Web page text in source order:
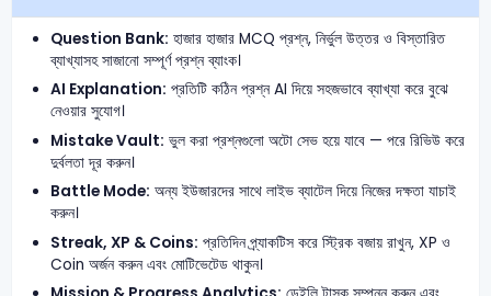
Question Bank: হাজার হাজার MCQ প্রশ্ন, নির্ভুল উত্তর ও বিস্তারিত
ব্যাখ্যাসহ সাজানো সম্পূর্ণ প্রশ্ন ব্যাংক।
AI Explanation: প্রতিটি কঠিন প্রশ্ন AI দিয়ে সহজভাবে ব্যাখ্যা করে বুঝে
নেওয়ার সুযোগ।
Mistake Vault: ভুল করা প্রশ্নগুলো অটো সেভ হয়ে যাবে — পরে রিভিউ করে
দুর্বলতা দূর করুন।
Battle Mode: অন্য ইউজারদের সাথে লাইভ ব্যাটেল দিয়ে নিজের দক্ষতা যাচাই
করুন।
Streak, XP & Coins: প্রতিদিন প্র্যাকটিস করে স্ট্রিক বজায় রাখুন, XP ও
Coin অর্জন করুন এবং মোটিভেটেড থাকুন।